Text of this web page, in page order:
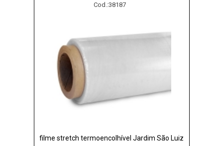
Cod.:38187
filme stretch termoencolhível Jardim São Luiz